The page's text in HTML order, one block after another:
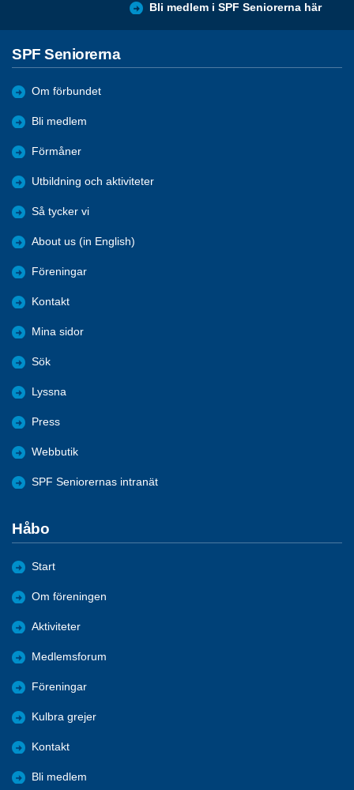
Bli medlem i SPF Seniorerna här
SPF Seniorerna
Om förbundet
Bli medlem
Förmåner
Utbildning och aktiviteter
Så tycker vi
About us (in English)
Föreningar
Kontakt
Mina sidor
Sök
Lyssna
Press
Webbutik
SPF Seniorernas intranät
Håbo
Start
Om föreningen
Aktiviteter
Medlemsforum
Föreningar
Kulbra grejer
Kontakt
Bli medlem